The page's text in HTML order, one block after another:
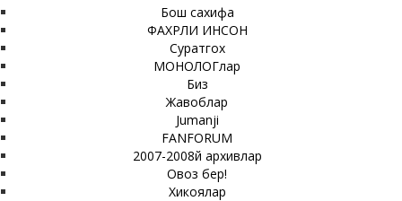
Бош сахифа
ФАХРЛИ ИНСОН
Суратгох
МОНОЛОГлар
Биз
Жавоблар
Jumanji
FANFORUM
2007-2008й архивлар
Овоз бер!
Хикоялар